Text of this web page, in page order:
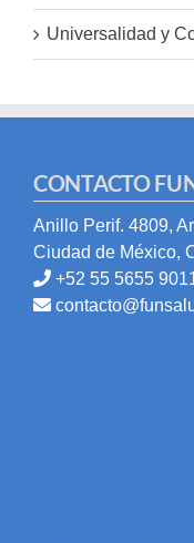
Universalidad y
CONTACTO
Anillo Perif. 4809,
Ciudad de México,
+52 55 5655